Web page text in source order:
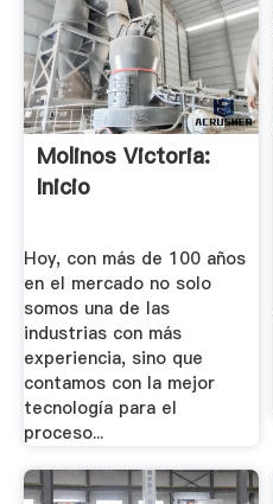
Molinos Victoria:
Inicio
Hoy, con más de 100 años
en el mercado no solo
somos una de las
industrias con más
experiencia, sino que
contamos con la mejor
tecnología para el
proceso...